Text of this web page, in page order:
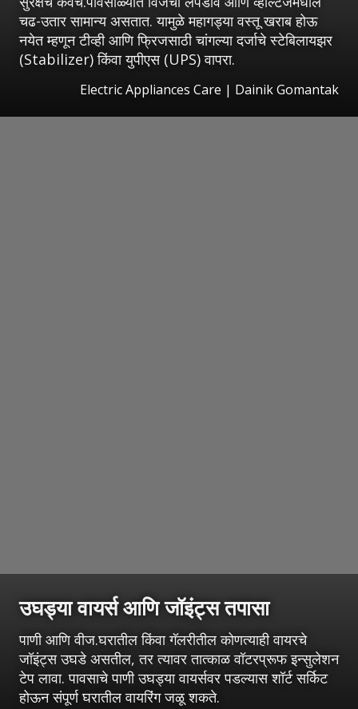
चढ-उतार सामान्य असतात. यामुळे महागड्या वस्तू खराब होऊ
नयेत म्हणून टीव्ही आणि फ्रिजसाठी चांगल्या दर्जाचे स्टेबिलायझर
(Stabilizer) किंवा युपीएस (UPS) वापरा.
Electric Appliances Care | Dainik Gomantak
उघड्या वायर्स आणि जॉइंट्स तपासा
पाणी आणि वीज.घरातील किंवा गॅलरीतील कोणत्याही वायरचे
जॉइंट्स उघडे असतील, तर त्यावर तात्काळ वॉटरप्रूफ इन्सुलेशन
टेप लावा. पावसाचे पाणी उघड्या वायर्सवर पडल्यास शॉर्ट सर्किट
होऊन संपूर्ण घरातील वायरिंग जळू शकते.